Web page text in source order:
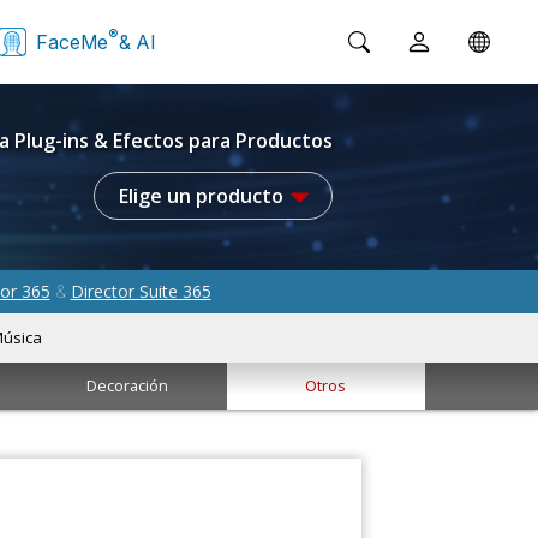
FaceMe®& AI
Plug-ins & Efectos para Productos
Elige un producto
365 & Director Suite 365
Decoración Otros